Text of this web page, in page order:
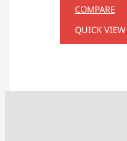
COMPARE
QUICK VIEW